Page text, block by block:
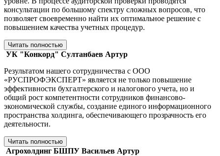
консультации по большому спектру сложных вопросов, что
позволяет своевременно найти их оптимальное решение с
повышением качества учетных процедур.
Читать полностью
УК "Конкорд" Султанбаев Артур
Результатом нашего сотрудничества с ООО
«РУСПРОФЭКСПЕРТ» является не только повышение
эффективности бухгалтерского и налогового учета, но и
общий рост компетентности сотрудников финансово-
экономической службы, создание единого информационного
пространства холдинга, обеспечивающего прозрачность его
деятельности.
Читать полностью
Агрохолдинг БШПУ Васильев Артур